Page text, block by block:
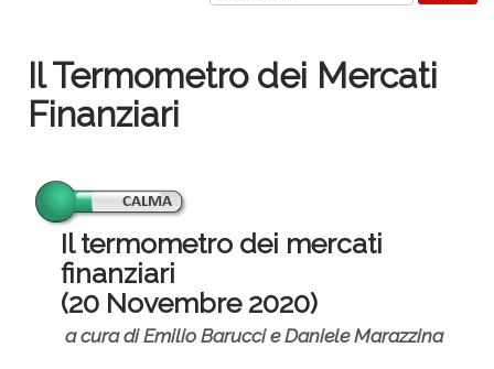
Il Termometro dei Mercati
Finanziari
Il termometro dei mercati
finanziari
(20 Novembre 2020)
a cura di Emilio Barucci e Daniele Marazzina